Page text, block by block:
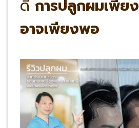
ดี การปลูกผมเพีย
อาจเพียงพอ